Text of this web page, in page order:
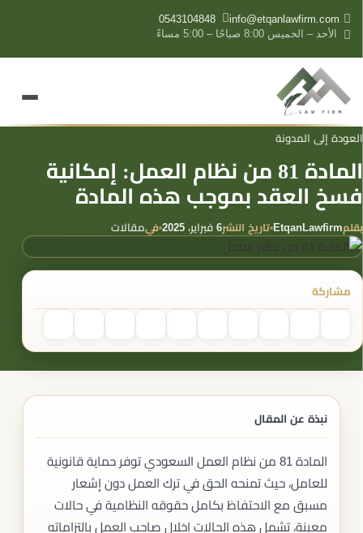
info@etqanlawfirm.com
0543104848
الأحد – الخميس 8:00 صباحًا – 5:00 مساءً
العودة إلى المدونة
المادة 81 من نظام العمل: إمكانية
فسخ العقد بموجب هذه المادة
بقلمEtqanLawfirm تاريخ النشر6 فبراير، 2025 فيمقالات
مشاركة
نبذة عن المقال
المادة 81 من نظام العمل السعودي توفر حماية قانونية
للعامل، حيث تمنحه الحق في ترك العمل دون إشعار
مسبق مع الاحتفاظ بكامل حقوقه النظامية في حالات
معينة، تشمل هذه الحالات إخلال صاحب العمل بالتزاماته